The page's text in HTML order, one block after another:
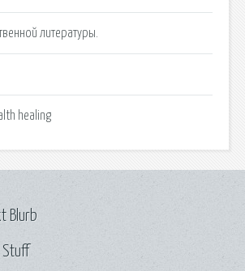
литературы.
healing
Stuff
Blurb